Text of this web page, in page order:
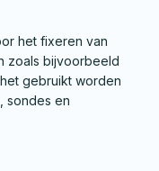
het fixeren van
zoals bijvoorbeeld
gebruikt worden
sondes en